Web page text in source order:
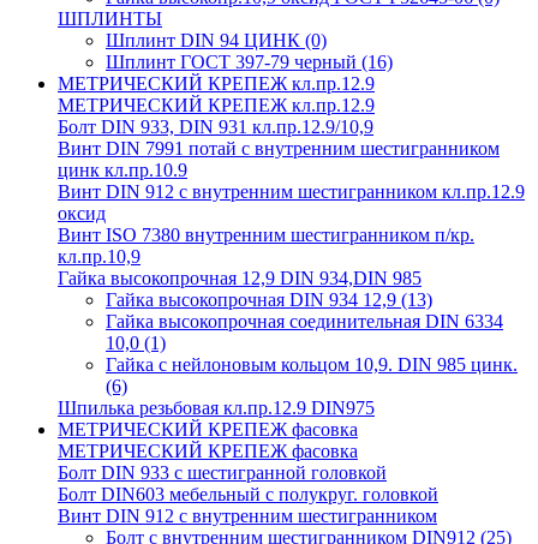
ШПЛИНТЫ
Шплинт DIN 94 ЦИНК (0)
Шплинт ГОСТ 397-79 черный (16)
МЕТРИЧЕСКИЙ КРЕПЕЖ кл.пр.12.9
МЕТРИЧЕСКИЙ КРЕПЕЖ кл.пр.12.9
Болт DIN 933, DIN 931 кл.пр.12.9/10,9
Винт DIN 7991 потай с внутренним шестигранником
цинк кл.пр.10.9
Винт DIN 912 с внутренним шестигранником кл.пр.12.9
оксид
Винт ISO 7380 внутренним шестигранником п/кр.
кл.пр.10,9
Гайка высокопрочная 12,9 DIN 934,DIN 985
Гайка высокопрочная DIN 934 12,9 (13)
Гайка высокопрочная соединительная DIN 6334
10,0 (1)
Гайка с нейлоновым кольцом 10,9. DIN 985 цинк.
(6)
Шпилька резьбовая кл.пр.12.9 DIN975
МЕТРИЧЕСКИЙ КРЕПЕЖ фасовка
МЕТРИЧЕСКИЙ КРЕПЕЖ фасовка
Болт DIN 933 с шестигранной головкой
Болт DIN603 мебельный с полукруг. головкой
Винт DIN 912 с внутренним шестигранником
Болт с внутренним шестигранником DIN912 (25)